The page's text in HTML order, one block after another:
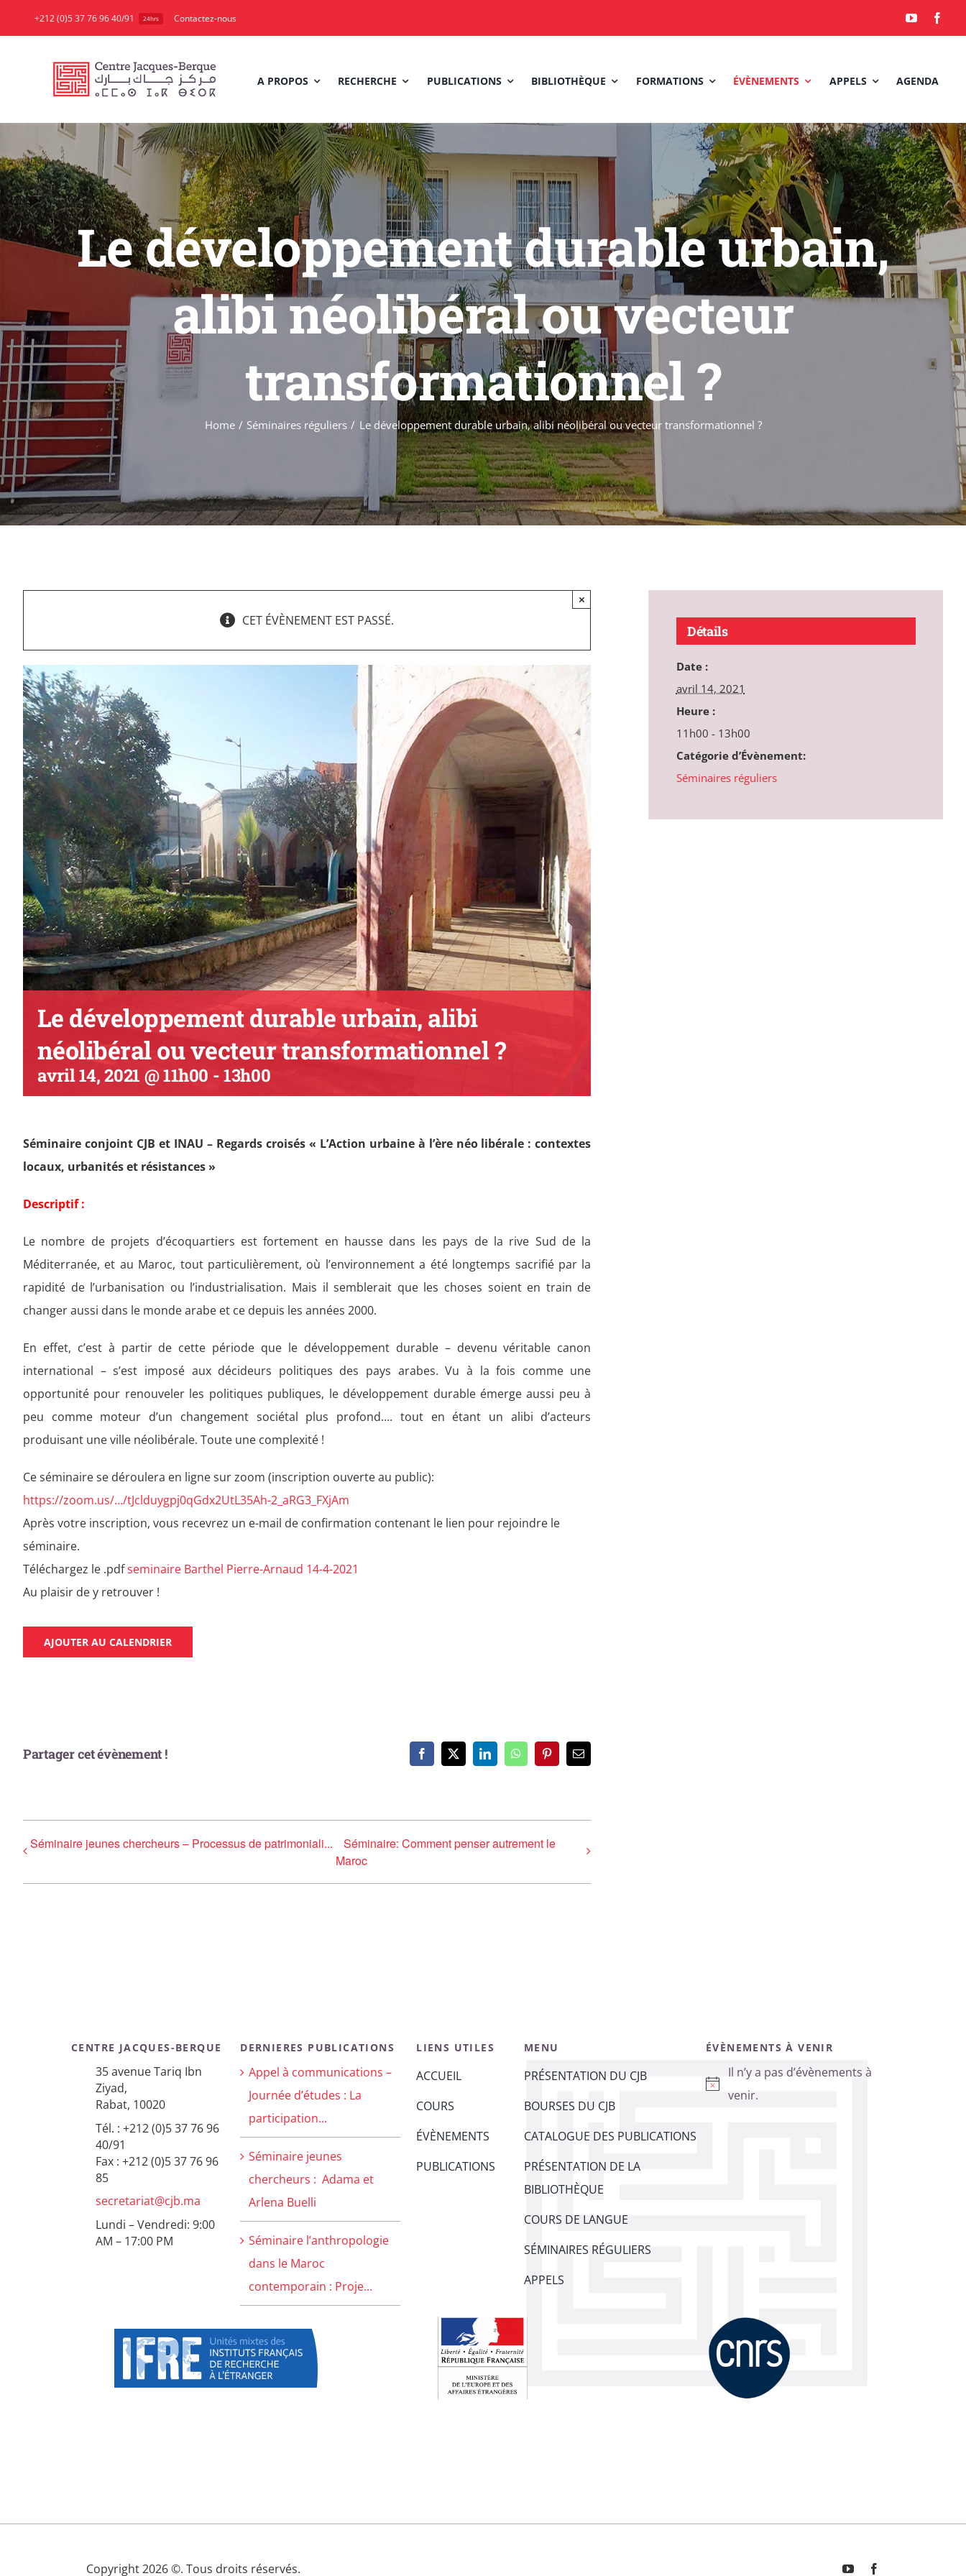
to
+212 (0)5 37 76 96 40/91 24hrs Contactez-nous
A PROPOS RECHERCHE PUBLICATIONS BIBLIOTHÈQUE FORMATIONS ÉVÈNEMENTS APPELS AGENDA
Le développement durable urbain,
alibi néolibéral ou vecteur
transformationnel ?
Home Séminaires réguliers Le développement durable urbain, alibi néolibéral ou vecteur transformationnel ?
CET ÉVÈNEMENT EST PASSÉ.
×
Le développement durable urbain, alibi
néolibéral ou vecteur transformationnel ?
avril 14, 2021 @ 11h00 -13h00
Séminaire conjoint CJB et INAU – Regards croisés « L’Action urbaine à l’ère néo libérale : contextes
locaux, urbanités et résistances »
Descriptif :
Le nombre de projets d’écoquartiers est fortement en hausse dans les pays de la rive Sud de la
Méditerranée, et au Maroc, tout particulièrement, où l’environnement a été longtemps sacrifié par la
rapidité de l’urbanisation ou l’industrialisation. Mais il semblerait que les choses soient en train de
changer aussi dans le monde arabe et ce depuis les années 2000.
En effet, c’est à partir de cette période que le développement durable – devenu véritable canon
international – s’est imposé aux décideurs politiques des pays arabes. Vu à la fois comme une
opportunité pour renouveler les politiques publiques, le développement durable émerge aussi peu à
peu comme moteur d’un changement sociétal plus profond…. tout en étant un alibi d’acteurs
produisant une ville néolibérale. Toute une complexité !
Ce séminaire se déroulera en ligne sur zoom (inscription ouverte au public):
https://zoom.us/…/tJclduygpj0qGdx2UtL35Ah-2_aRG3_FXjAm
Après votre inscription, vous recevrez un e-mail de confirmation contenant le lien pour rejoindre le
séminaire.
Téléchargez le .pdfseminaire Barthel Pierre-Arnaud 14-4-2021
Au plaisir de y retrouver !
AJOUTER AU CALENDRIER
Partager cet évènement ! Facebook
X LinkedInWhatsAppPinterestEmail
Séminaire jeunes chercheurs – Processus de patrimoniali...
Séminaire: Comment penser autrement le
Maroc
Détails
Date :
avril 14, 2021
Heure :
11h00 - 13h00
Catégorie d’Évènement:
Séminaires réguliers
CENTRE JACQUES-BERQUE
35 avenue Tariq Ibn
Ziyad,
Rabat, 10020
Tél. : +212 (0)5 37 76 96
40/91
Fax : +212 (0)5 37 76 96
85
secretariat@cjb.ma
Lundi – Vendredi: 9:00
AM – 17:00 PM
DERNIERES PUBLICATIONS
Appel à communications –
Journée d’études : La
participation...
Séminaire jeunes
chercheurs : Adama et
Arlena Buelli
Séminaire l’anthropologie
dans le Maroc
contemporain : Proje...
LIENS UTILES
ACCUEIL
COURS
ÉVÈNEMENTS
PUBLICATIONS
MENU
PRÉSENTATION DU CJB
BOURSES DU CJB
CATALOGUE DES PUBLICATIONS
PRÉSENTATION DE LA
BIBLIOTHÈQUE
COURS DE LANGUE
SÉMINAIRES RÉGULIERS
APPELS
ÉVÈNEMENTS À VENIR
Notice
Il n’y a pas d’évènements à
venir.
Copyright 2026 ©. Tous droits réservés.